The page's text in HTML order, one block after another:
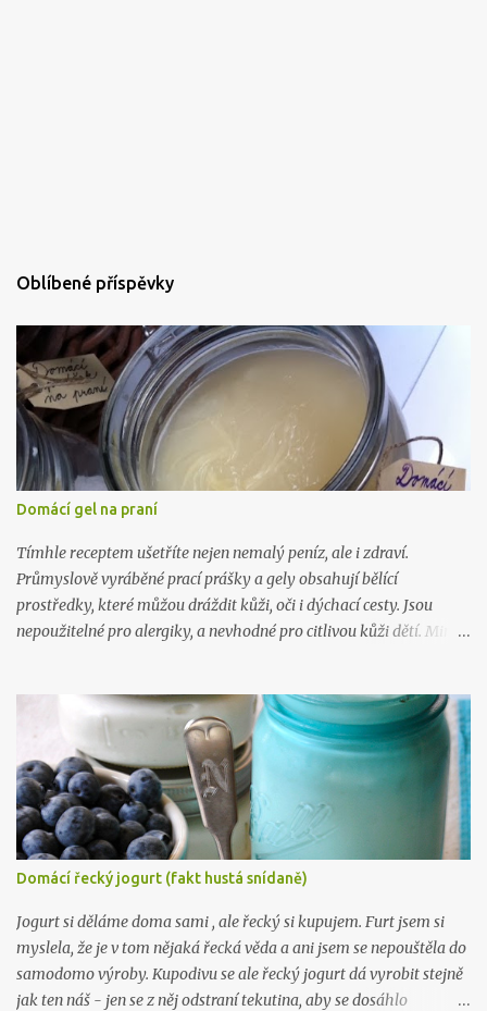
Oblíbené příspěvky
Domácí gel na praní
Tímhle receptem ušetříte nejen nemalý peníz, ale i zdraví.
Průmyslově vyráběné prací prášky a gely obsahují bělící
prostředky, které můžou dráždit kůži, oči i dýchací cesty. Jsou
nepoužitelné pro alergiky, a nevhodné pro citlivou kůži dětí. Mimo
potřebovat: 1 mýdlo na praní ( Marsejské , Jelen) 300 gr práškové
sody na praní (seženete ZDE ) 15 kapek esenciálního oleje dle
vlastního výběru (vybírejte ZDE ) 10 litrů vařící vody Mýdlo
nastrouhejte na jemno a rozmíchejte ve vroucí vodě, po rozpuštění
přimíchejte sodu, opět míchejte až do úplného rozpuštění, pak
přilívejte vařící vodu. Nechte zchladit a přidejte esenciální olej.
Nechte stát 24 hodin a je to. :) Chcete taky vyrábět víc? Pak tu
mám, ne 1, ne 2, ale už 3 knihy plné návodů , které vám poradí, jak
na to: Líbil se vám tenhle recept? Zkoukněte další návo...
Domácí řecký jogurt (fakt hustá snídaně)
Jogurt si děláme doma sami , ale řecký si kupujem. Furt jsem si
myslela, že je v tom nějaká řecká věda a ani jsem se nepouštěla do
samodomo výroby. Kupodivu se ale řecký jogurt dá vyrobit stejně
jak ten náš - jen se z něj odstraní tekutina, aby se dosáhlo